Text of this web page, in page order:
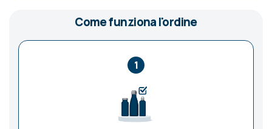
Come funziona l'ordine
1